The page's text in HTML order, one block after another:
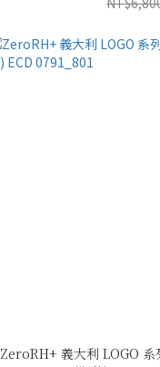
ZeroRH+ 義大利 LOGO 系